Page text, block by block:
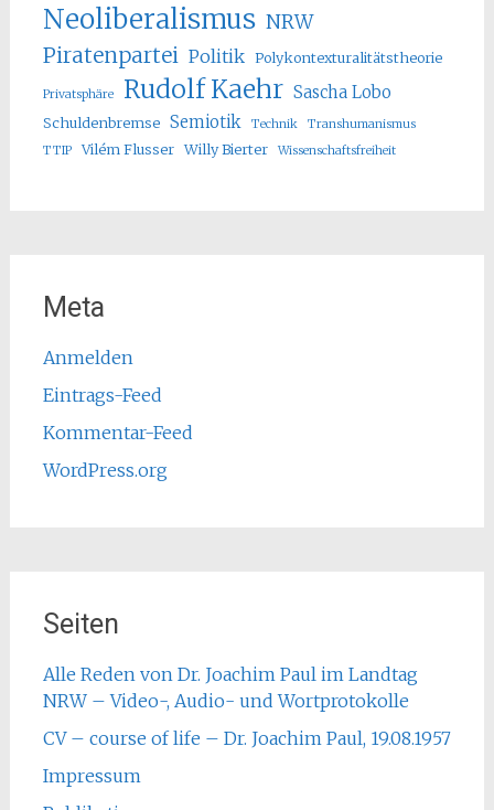
Neoliberalismus NRW
Piratenpartei Politik Polykontexturalitätstheorie
Privatsphäre Rudolf Kaehr Sascha Lobo
Schuldenbremse Semiotik Technik
Transhumanismus
TTIP
Vilém Flusser Willy Bierter Wissenschaftsfreiheit
Meta
Anmelden
Eintrags-Feed
Kommentar-Feed
WordPress.org
Seiten
Alle Reden von Dr. Joachim Paul im Landtag
NRW – Video-, Audio- und Wortprotokolle
CV – course of life – Dr. Joachim Paul, 19.08.1957
Impressum